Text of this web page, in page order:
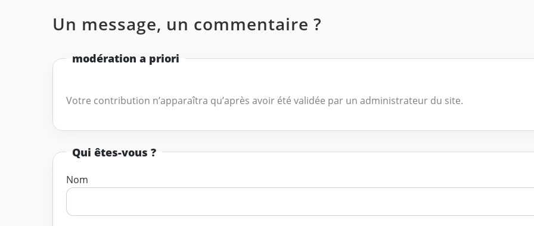
Un message, un commentaire ?
modération a priori
Votre contribution n’apparaîtra qu’après avoir été validée par un administrateur du site.
Qui êtes-vous ?
Nom